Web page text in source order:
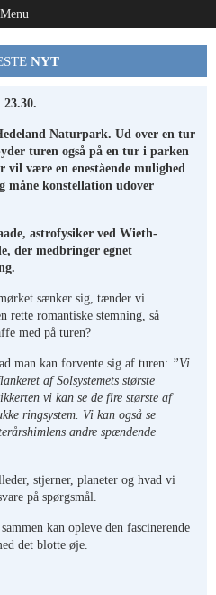
Menu
NYT
Naturpark. Ud over en tur
turen også på en tur i parken
vil være en enestående mulighed
måne konstellation udover
astrofysiker ved Wieth-
der medbringer egnet
sænker sig, tænder vi
rette romantiske stemning, så
med på turen?
man kan forvente sig af turen: ”Vi
af Solsystemets største
vi kan se de fire største af
ringsystem. Vi kan også se
andre spændende
stjerner, planeter og hvad vi
på spørgsmål.
kan opleve den fascinerende
det blotte øje.